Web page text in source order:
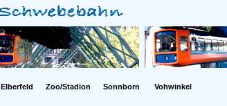
Elberfeld Zoo/Stadion Sonnborn Vohwinkel